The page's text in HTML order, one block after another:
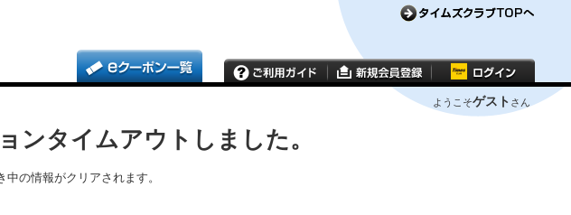
ようこそゲスト さん
ンタイムアウトしました。
の情報がクリアされます。